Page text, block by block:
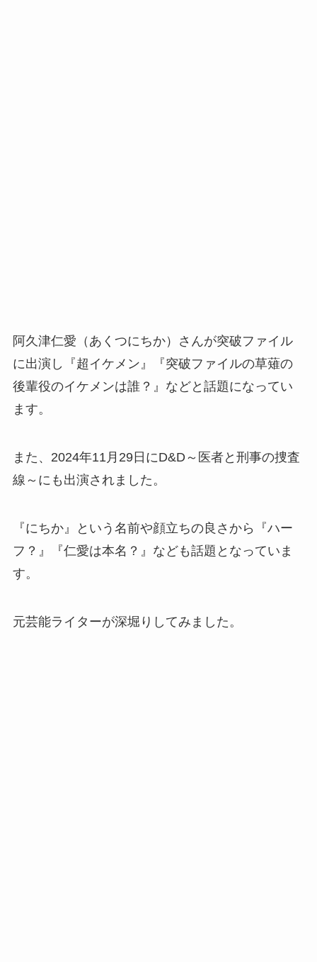
阿久津仁愛（あくつにちか）さんが突破ファイル
に出演し『超イケメン』『突破ファイルの草薙の
後輩役のイケメンは誰？』などと話題になってい
ます。
また、2024年11月29日にD&D～医者と刑事の捜査
線～にも出演されました。
『にちか』という名前や顔立ちの良さから『ハー
フ？』『仁愛は本名？』なども話題となっていま
す。
元芸能ライターが深堀りしてみました。